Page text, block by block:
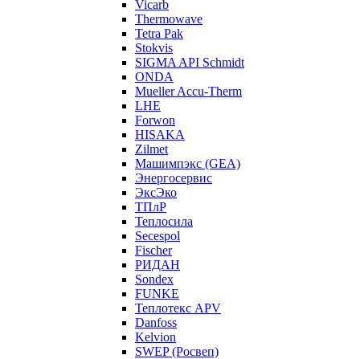
Vicarb
Thermowave
Tetra Pak
Stokvis
SIGMA API Schmidt
ONDA
Mueller Accu-Therm
LHE
Forwon
HISAKA
Zilmet
Машимпэкс (GEA)
Энергосервис
ЭксЭко
ТПлР
Теплосила
Secespol
Fischer
РИДАН
Sondex
FUNKE
Теплотекс APV
Danfoss
Kelvion
SWEP (Росвеп)